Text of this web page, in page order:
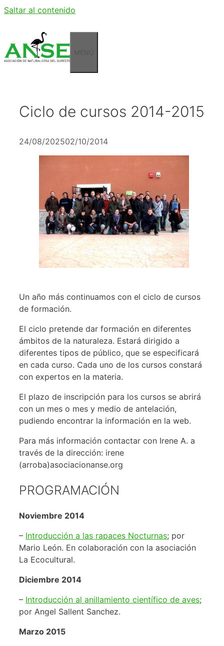
Saltar al contenido
Ciclo de cursos 2014-2015
24/08/202502/10/2014
Un año más continuamos con el ciclo de cursos
de formación.
El ciclo pretende dar formación en diferentes
ámbitos de la naturaleza. Estará dirigido a
diferentes tipos de público, que se especificará
en cada curso. Cada uno de los cursos constará
con expertos en la materia.
El plazo de inscripción para los cursos se abrirá
con un mes o mes y medio de antelación,
pudiendo encontrar la información en la web.
Para más información contactar con Irene A. a
través de la dirección: irene
(arroba)asociacionanse.org
PROGRAMACIÓN
Noviembre 2014
– Introducción a las rapaces Nocturnas; por
Mario León. En colaboración con la asociación
La Ecocultural.
Diciembre 2014
– Introducción al anillamiento científico de aves;
por Angel Sallent Sanchez.
Marzo 2015